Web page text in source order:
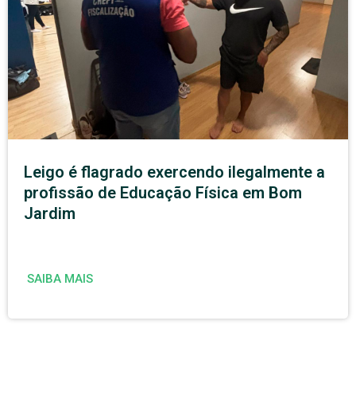
Leigo é flagrado exercendo ilegalmente a
profissão de Educação Física em Bom
Jardim
SAIBA MAIS